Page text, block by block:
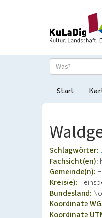
Start
Schlagwörter:
Fachsicht(en):
Gemeinde(n):
Kreis(e):
Bundesland:
Koordinate
Koordinate